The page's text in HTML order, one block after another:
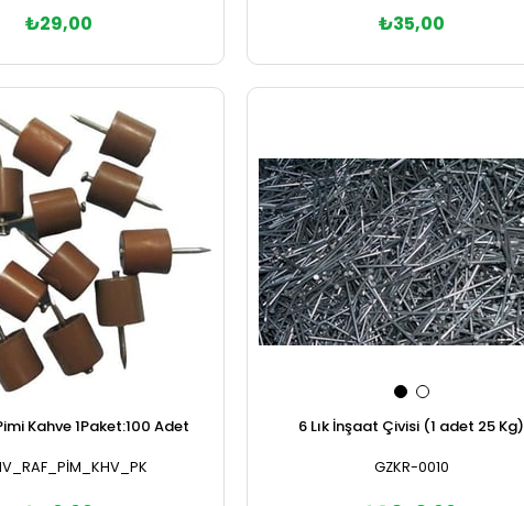
₺29,00
Sepete Ekle
₺35,00
Sepete Ekle
Kahve 1Paket:100 Adet 6 Lık İnşaat Çivisi (1 adet 25 Kg)
GZKR-0010